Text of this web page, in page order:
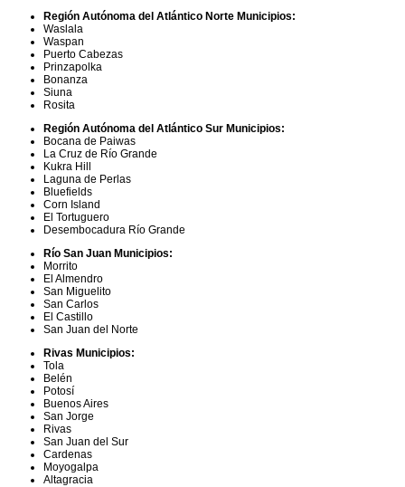
Región Autónoma del Atlántico Norte Municipios:
Waslala
Waspan
Puerto Cabezas
Prinzapolka
Bonanza
Siuna
Rosita
Región Autónoma del Atlántico Sur Municipios:
Bocana de Paiwas
La Cruz de Río Grande
Kukra Hill
Laguna de Perlas
Bluefields
Corn Island
El Tortuguero
Desembocadura Río Grande
Río San Juan Municipios:
Morrito
El Almendro
San Miguelito
San Carlos
El Castillo
San Juan del Norte
Rivas Municipios:
Tola
Belén
Potosí
Buenos Aires
San Jorge
Rivas
San Juan del Sur
Cardenas
Moyogalpa
Altagracia